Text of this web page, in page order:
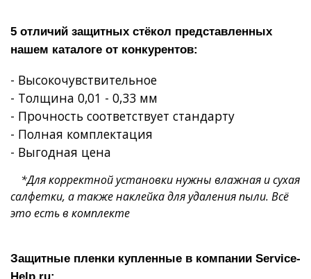
5 отличий защитных стёкол представленных
нашем каталоге от конкурентов:
- Высокочувствительное
- Толщина 0,01 - 0,33 мм
- Прочность соответствует стандарту
- Полная комплектация
- Выгодная цена
*Для корректной установки нужны влажная и сухая
салфетки, а также наклейка для удаления пыли. Всё
это есть в комплекте
Защитные пленки купленные в компании Service-
Help.ru: